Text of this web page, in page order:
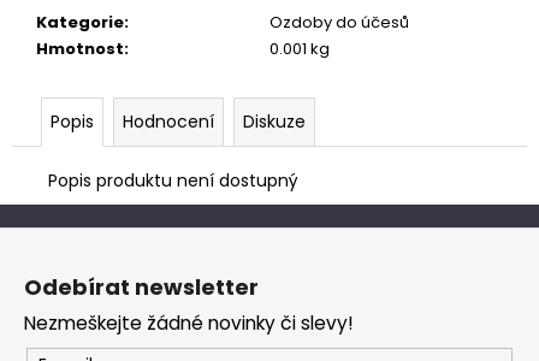
Kategorie:
Ozdoby do účesů
Hmotnost: 0.001 kg
Popis Hodnocení Diskuze
Popis produktu není dostupný
e
m
Z
Odebírat newsletter
Nezmeškejte žádné novinky či slevy!